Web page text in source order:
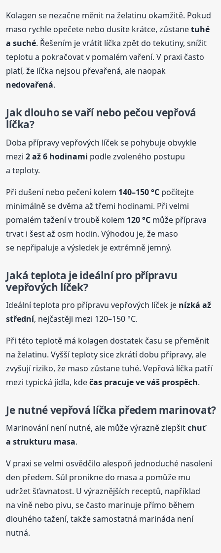
Kolagen se nezačne měnit na želatinu okamžitě. Pokud
maso rychle opečete nebo dusíte krátce, zůstanetuhé
a suché. Řešením je vrátit líčka zpět do tekutiny, snížit
teplotu a pokračovat v pomalém vaření. V praxi často
platí, že líčka nejsou převařená, ale naopak
nedovařená.
Jak dlouho se vaří nebo pečou vepřová
líčka?
Doba přípravy vepřových líček se pohybuje obvykle
mezi2 až 6 hodinami podle zvoleného postupu
a teploty.
Při dušení nebo pečení kolem 140–150 °C počítejte
minimálně se dvěma až třemi hodinami. Při velmi
pomalém tažení v troubě kolem 120 °C může příprava
trvat i šest až osm hodin. Výhodou je, že maso
se nepřipaluje a výsledek je extrémně jemný.
Jaká teplota je ideální pro přípravu
vepřových líček?
Ideální teplota pro přípravu vepřových líček je nízká až
střední, nejčastěji mezi 120–150 °C.
Při této teplotě má kolagen dostatek času se přeměnit
na želatinu. Vyšší teploty sice zkrátí dobu přípravy, ale
zvyšují riziko, že maso zůstane tuhé. Vepřová líčka patří
mezi typická jídla, kdečas pracuje ve váš prospěch.
Je nutné vepřová líčka předem marinovat?
Marinování není nutné, ale může výrazně zlepšitchuť
a strukturu masa.
V praxi se velmi osvědčilo alespoň jednoduché nasolení
den předem. Sůl pronikne do masa a pomůže mu
udržet šťavnatost. U výraznějších receptů, například
na víně nebo pivu, se často marinuje přímo během
dlouhého tažení, takže samostatná marináda není
nutná.